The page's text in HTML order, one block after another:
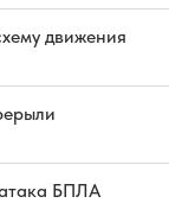
движения
БПЛА